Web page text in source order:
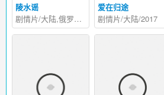
陵水谣
剧情片/大陆,俄罗斯/2019
爱在归途
剧情片/大陆/2017